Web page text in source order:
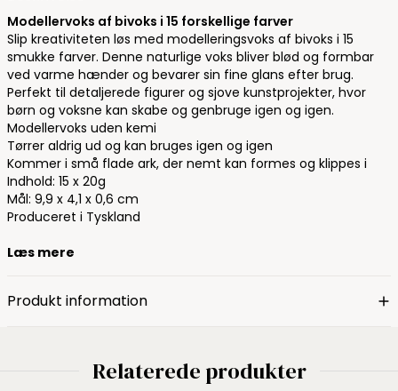
Modellervoks af bivoks i 15 forskellige farver
Slip kreativiteten løs med modelleringsvoks af bivoks i 15
smukke farver. Denne naturlige voks bliver blød og formbar
ved varme hænder og bevarer sin fine glans efter brug.
Perfekt til detaljerede figurer og sjove kunstprojekter, hvor
børn og voksne kan skabe og genbruge igen og igen.
Modellervoks uden kemi
Tørrer aldrig ud og kan bruges igen og igen
Kommer i små flade ark, der nemt kan formes og klippes i
Indhold: 15 x 20g
Mål: 9,9 x 4,1 x 0,6 cm
Produceret i Tyskland
Læs mere
Produkt information
Relaterede produkter